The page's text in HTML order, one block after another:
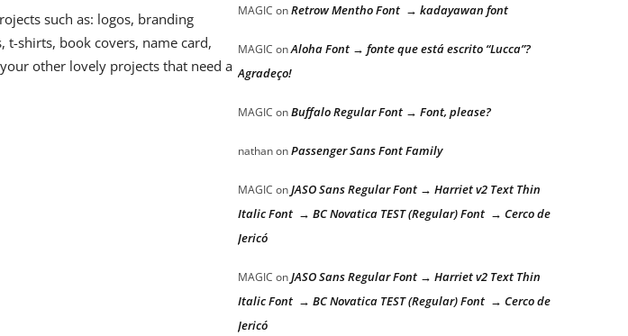
such as: logos, branding
t-shirts, book covers, name card,
other lovely projects that need a
MAGIC onRetrow Mentho Font → kadayawan font
MAGIC onAloha Font → fonte que está escrito “Lucca”?
Agradeço!
MAGIC onBuffalo Regular Font → Font, please?
nathanonPassenger Sans Font Family
MAGIC onJASO Sans Regular Font → Harriet v2 Text Thin
Italic Font → BC Novatica TEST (Regular) Font → Cerco de
Jericó
MAGIC onJASO Sans Regular Font → Harriet v2 Text Thin
Italic Font → BC Novatica TEST (Regular) Font → Cerco de
Jericó